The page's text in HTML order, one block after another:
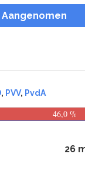
, PVV, PvdA
46,0 %
26